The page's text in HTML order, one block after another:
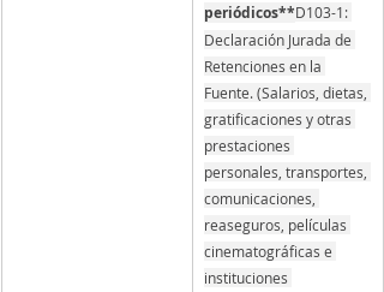
periódicos**D103-1:
Declaración Jurada de
Retenciones en la
Fuente. (Salarios, dietas,
gratificaciones y otras
prestaciones
personales, transportes,
comunicaciones,
reaseguros, películas
cinematográficas e
instituciones